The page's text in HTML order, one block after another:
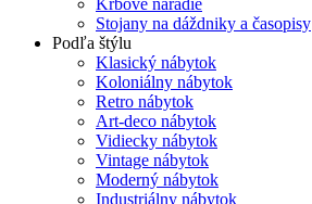
Krbové náradie
Stojany na dáždniky a časopisy
Podľa štýlu
Klasický nábytok
Koloniálny nábytok
Retro nábytok
Art-deco nábytok
Vidiecky nábytok
Vintage nábytok
Moderný nábytok
Industriálny nábytok